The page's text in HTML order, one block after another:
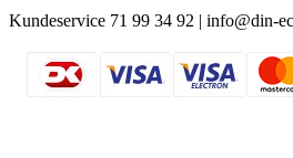
Kundeservice 71 99 34 92 | info@din-